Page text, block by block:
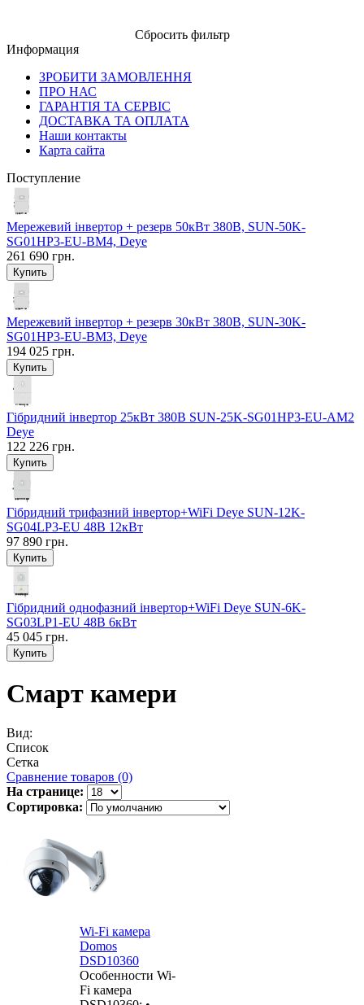
Сбросить фильтр
Информация
ЗРОБИТИ ЗАМОВЛЕННЯ
ПРО НАС
ГАРАНТІЯ ТА СЕРВІС
ДОСТАВКА ТА ОПЛАТА
Наши контакты
Карта сайта
Поступление
Мережевий інвертор + резерв 50кВт 380В, SUN-50K-
SG01HP3-EU-BM4, Deye
261 690 грн.
Мережевий інвертор + резерв 30кВт 380В, SUN-30K-
SG01HP3-EU-BM3, Deye
194 025 грн.
Гібридний інвертор 25кВт 380В SUN-25K-SG01HP3-EU-AM2
Deye
122 226 грн.
Гібридний трифазний інвертор+WiFi Deye SUN-12K-
SG04LP3-EU 48В 12кВт
97 890 грн.
Гібридний однофазний інвертор+WiFi Deye SUN-6K-
SG03LP1-EU 48В 6кВт
45 045 грн.
Смарт камери
Вид:
Список
Сетка
Сравнение товаров (0)
На странице:
Сортировка:
Wi-Fi камера
Domos
DSD10360
Особенности Wi-
Fi камера